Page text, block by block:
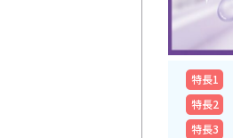
特⻑1
特⻑2
特⻑3